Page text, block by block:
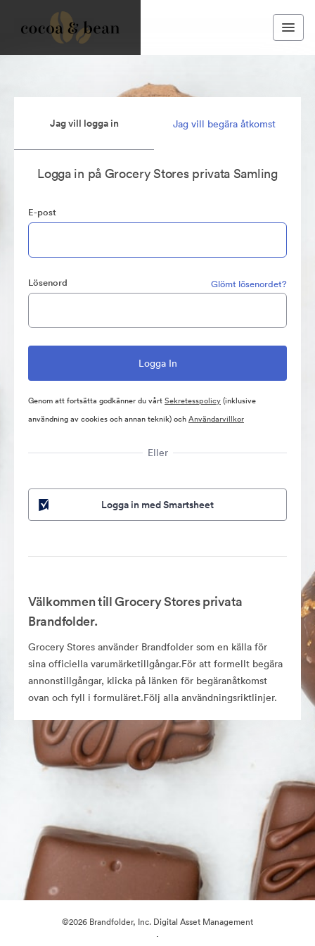
Jag vill logga in Jag vill begära åtkomst
Logga in på Grocery Stores privata Samling
E-post
Lösenord Glömt lösenordet?
Genom att fortsätta godkänner du vårtSekretesspolicy(inklusive
användning av cookies och annan teknik) ochAnvändarvillkor
Eller
Logga in med Smartsheet
Välkommen till Grocery Stores privata
Brandfolder.
Grocery Stores använder Brandfolder som en källa för
sina officiella varumärketillgångar.För att formellt begära
annonstillgångar, klicka på länken för begäranåtkomst
ovan och fyll i formuläret.Följ alla användningsriktlinjer.
©2026 Brandfolder, Inc. Digital Asset Management
·